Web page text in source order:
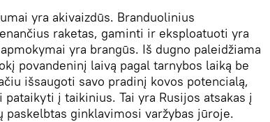
yra akivaizdūs. Branduolinius
raketas, gaminti ir eksploatuoti yra
yra brangūs. Iš dugno paleidžiama
povandeninį laivą pagal tarnybos laiką be
išsaugoti savo pradinį kovos potencialą,
į taikinius. Tai yra Rusijos atsakas į
paskelbtas ginklavimosi varžybas jūroje.